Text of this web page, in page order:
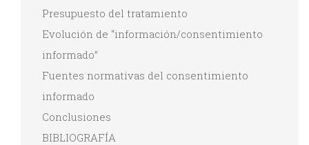
Presupuesto del tratamiento
Evolución de “información/consentimiento
informado”
Fuentes normativas del consentimiento
informado
Conclusiones
BIBLIOGRAFÍA